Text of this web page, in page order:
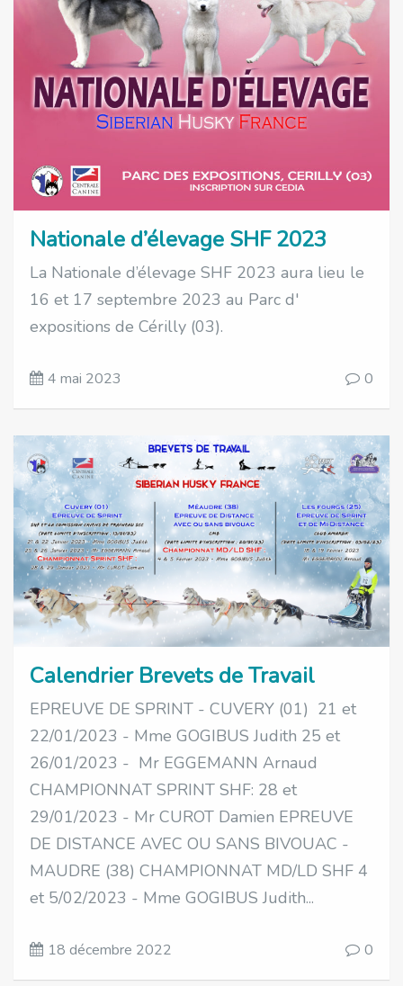
Nationale d’élevage SHF 2023
La Nationale d’élevage SHF 2023 aura lieu le
16 et 17 septembre 2023 au Parc d'
expositions de Cérilly (03).
4 mai 2023 0
Calendrier Brevets de Travail
EPREUVE DE SPRINT - CUVERY (01) 21 et
22/01/2023 - Mme GOGIBUS Judith 25 et
26/01/2023 - Mr EGGEMANN Arnaud
CHAMPIONNAT SPRINT SHF: 28 et
29/01/2023 - Mr CUROT Damien EPREUVE
DE DISTANCE AVEC OU SANS BIVOUAC -
MAUDRE (38) CHAMPIONNAT MD/LD SHF 4
et 5/02/2023 - Mme GOGIBUS Judith...
18 décembre 2022 0